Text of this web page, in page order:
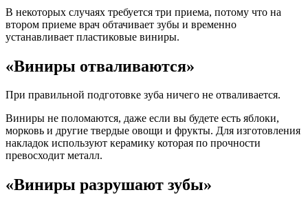
В некоторых случаях требуется три приема, потому что на
втором приеме врач обтачивает зубы и временно
устанавливает пластиковые виниры.
«Виниры отваливаются»
При правильной подготовке зуба ничего не отваливается.
Виниры не поломаются, даже если вы будете есть яблоки,
морковь и другие твердые овощи и фрукты. Для изготовления
накладок используют керамику которая по прочности
превосходит металл.
«Виниры разрушают зубы»